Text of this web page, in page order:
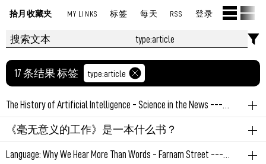
拾月收藏夹 MY LINKS 标签 每天 RSS 登录
17 条结果 标签 type:article
The History of Artificial Intelligence - Science in the News --- 人工智能的历史——新闻中的科学
type:article
一个非常好的人工智能历史简述，有比较多的引用来
源，发散阅读。
《毫无意义的工作》是一本什么书？
type:article Language: Why We Hear More Than Words - Farnam Street --- 语言：为什么我们听到的不仅仅是文字 - Farnam Street